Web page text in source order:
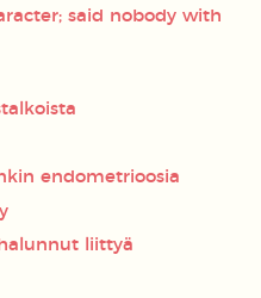
said nobody with
endometrioosia
liittyä